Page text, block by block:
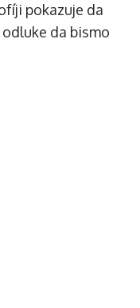
pokazuje da
da bismo